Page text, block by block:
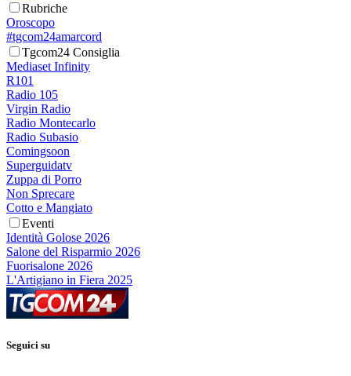
Rubriche
Oroscopo
#tgcom24amarcord
Tgcom24 Consiglia
Mediaset Infinity
R101
Radio 105
Virgin Radio
Radio Montecarlo
Radio Subasio
Comingsoon
Superguidatv
Zuppa di Porro
Non Sprecare
Cotto e Mangiato
Eventi
Identità Golose 2026
Salone del Risparmio 2026
Fuorisalone 2026
L'Artigiano in Fiera 2025
Seguici su